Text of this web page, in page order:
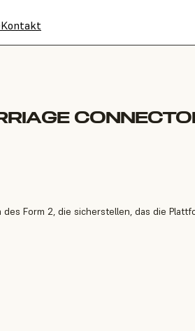
Kontakt
Form 2, die sicherstellen, das die